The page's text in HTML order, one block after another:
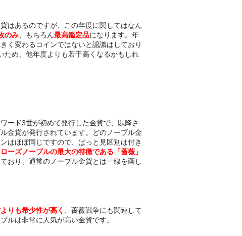
はあるのですが、この年度に関してはなん
のみ、もちろん最高鑑定品になります。年
く変わるコインではないと認識はしており
ため、他年度よりも若干高くなるかもしれ
ード3世が初めて発行した金貨で、以降さ
金貨が発行されています。どのノーブル金
はほぼ同じですので、ぱっと見区別は付き
ローズノーブルの最大の特徴である「薔薇」
おり、通常のノーブル金貨とは一線を画し
りも希少性が高く
、薔薇戦争にも関連して
ルは非常に人気が高い金貨です。